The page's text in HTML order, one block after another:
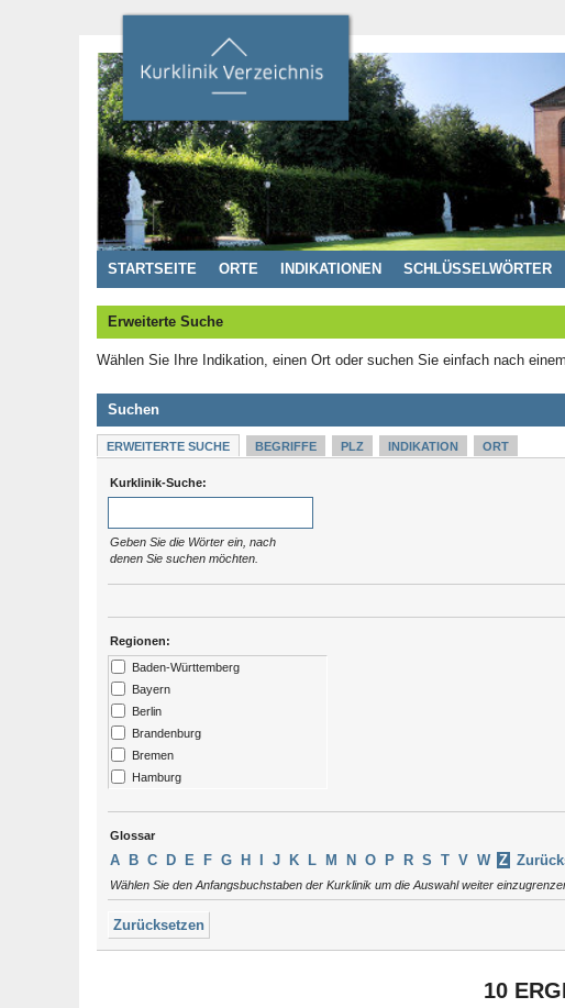
STARTSEITE ORTE INDIKATIONEN SCHLÜSSELWÖRTER
Erweiterte Suche
Wählen Sie Ihre Indikation, einen Ort oder suchen Sie einfach nach
Suchen
ERWEITERTE SUCHE BEGRIFFE PLZ INDIKATION ORT
Kurklinik-Suche:
Geben Sie die Wörter ein, nach
denen Sie suchen möchten.
Regionen:
Baden-Württemberg
Bayern
Berlin
Brandenburg
Bremen
Hamburg
Mecklenburg-Vorpommern
Niedersachsen
Nordrhein-Westfalen
Saarland
Sachsen
Glossar
A B C D E F G H J K L M N O P R S T V W Z
Wählen Sie den Anfangsbuchstaben der Kurklinik um die Auswahl weiter
Zurücksetzen
10